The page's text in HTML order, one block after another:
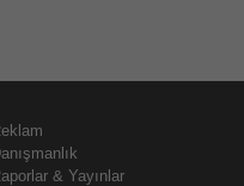
& Yayınlar